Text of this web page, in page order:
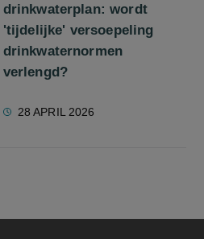
drinkwaterplan: wordt
'tijdelijke' versoepeling
drinkwaternormen
verlengd?
28 APRIL 2026